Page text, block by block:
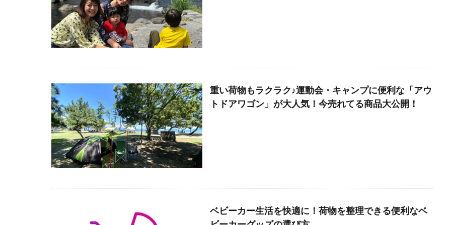
重い荷物もラクラク♪運動会・キャンプに便利な「アウ
トドアワゴン」が大人気！今売れてる商品大公開！
ベビーカー生活を快適に！荷物を整理できる便利なベ